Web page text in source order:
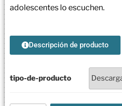
adolescentes lo escuchen.
Descripción de producto
tipo-de-producto